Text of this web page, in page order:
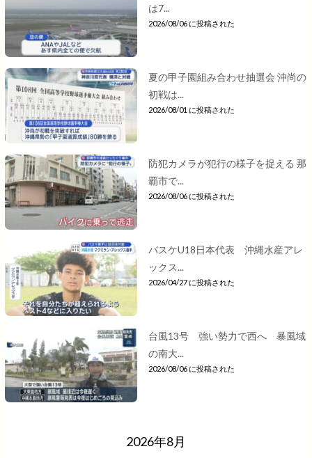
は7...
2026/08/06 に投稿された
夏の甲子園組み合わせ抽選会 沖尚の
初戦は...
2026/08/01 に投稿された
防犯カメラが犯行の様子を捉える 那
覇市で...
2026/08/06 に投稿された
バスケU18日本代表 沖縄水産アレ
ックス...
2026/04/27 に投稿された
台風13号 強い勢力で西へ 暴風域
の南大...
2026/08/06 に投稿された
2026年8月